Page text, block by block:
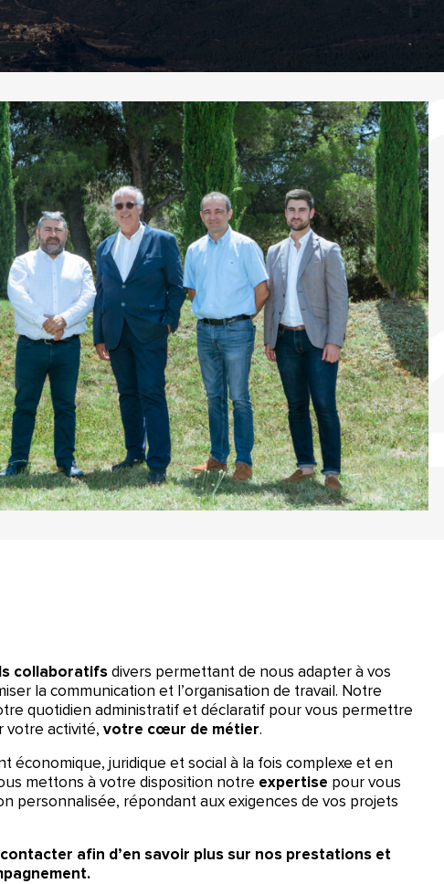
collaboratifs divers permettant de nous adapter à vos
la communication et l’organisation de travail. Notre
quotidien administratif et déclaratif pour vous permettre
votre activité, votre cœur de métier.
économique, juridique et social à la fois complexe et en
mettons à votre disposition notre expertise pour vous
personnalisée, répondant aux exigences de vos projets
contacter afin d’en savoir plus sur nos prestations et